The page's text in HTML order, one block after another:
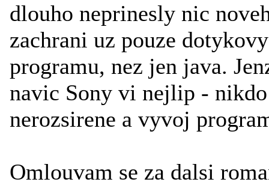
dlouho neprinesly nic
zachrani uz pouze
programu, nez jen java.
navic Sony vi nejlip -
nerozsirene a vyvoj
Omlouvam se za dalsi